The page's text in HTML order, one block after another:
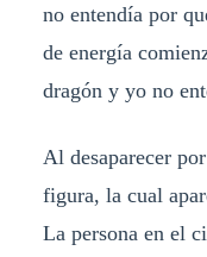
no entendía por
de energía
dragón y yo no
Al desaparecer
figura, la cual
La persona en el